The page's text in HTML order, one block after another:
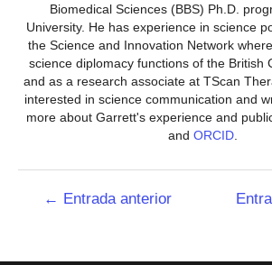
Biomedical Sciences (BBS) Ph.D.
University. He has experience in science
the Science and Innovation Network
science diplomacy functions of the British
and as a research associate at TScan
interested in science communication and
more about Garrett's experience and
and ORCID.
Navegación
← Entrada anterior